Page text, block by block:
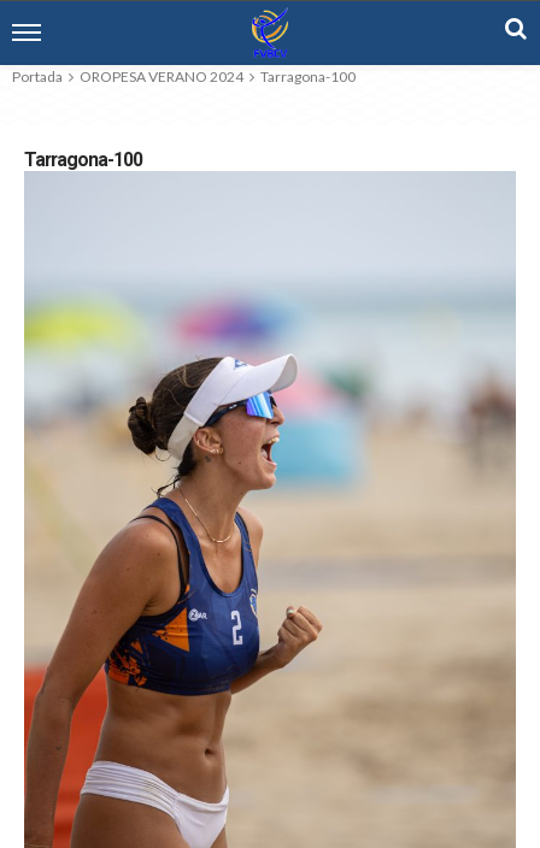
Portada OROPESA VERANO 2024 Tarragona-100
Tarragona-100